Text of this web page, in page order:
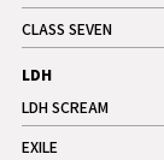
記事
CLASS SEVEN
記事
LDH
LDH SCREAM
記事
EXILE